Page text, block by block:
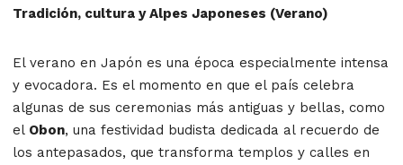
Tradición, cultura y Alpes Japoneses (Verano)
El verano en Japón es una época especialmente intensa
y evocadora. Es el momento en que el país celebra
algunas de sus ceremonias más antiguas y bellas, como
el Obon, una festividad budista dedicada al recuerdo de
los antepasados, que transforma templos y calles en